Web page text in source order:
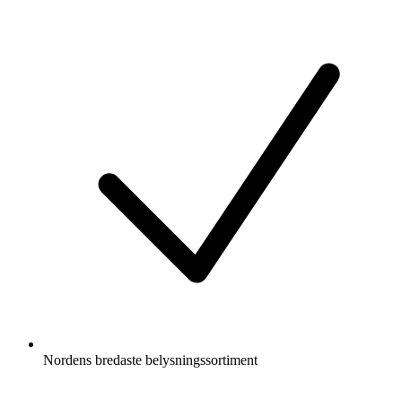
Nordens bredaste belysningssortiment